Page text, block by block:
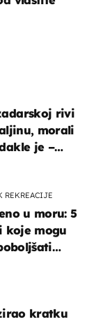
rivi
morali
je –
u moru: 5
koje mogu
kratku